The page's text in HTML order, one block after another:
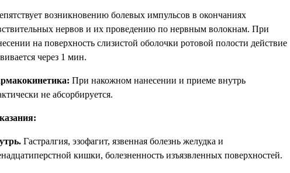
возникновению болевых импульсов в окончаниях
нервов и их проведению по нервным волокнам. При
на поверхность слизистой оболочки ротовой полости действие
через 1 мин.
При накожном нанесении и приеме внутрь
не абсорбируется.
Гастралгия, эзофагит, язвенная болезнь желудка и
кишки, болезненность изъязвленных поверхностей.